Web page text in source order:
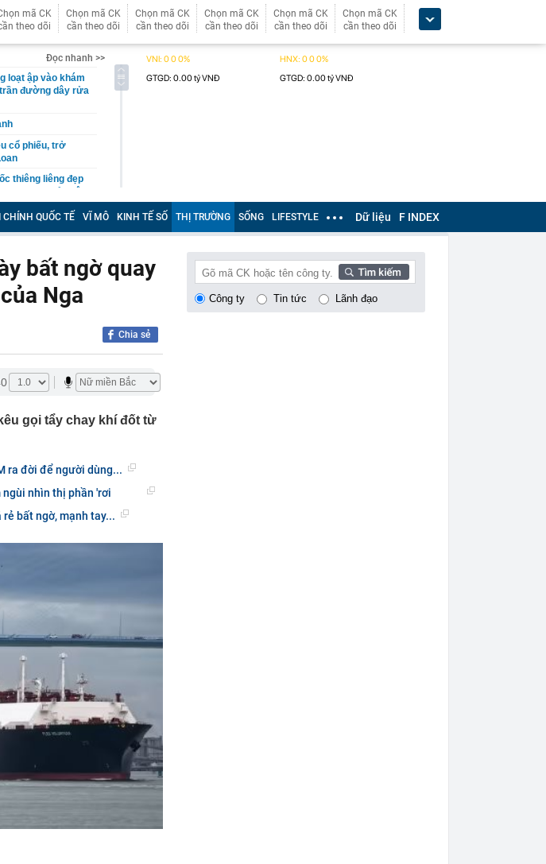
mã CK
theo dõi
Chọn mã CK
cần theo dõi
Chọn mã CK
cần theo dõi
Chọn mã CK
cần theo dõi
Chọn mã CK
cần theo dõi
Chọn mã CK
cần theo dõi
Đọc nhanh >>
loạt ập vào khám
đường dây rửa
cổ phiếu, trở
thiêng liêng đẹp
viện, 2.900
tốt nhất Việt Nam
8
trong nửa đầu
mốc 1.885 điểm
vốn hóa
đồng tiền vàng và
người trong
đỉnh mới
ngân hàng
tốc trước khi ngủ
CHÍNH QUỐC TẾ VĨ MÔ KINH TẾ SỐ THỊ TRƯỜNG SỐNG LIFESTYLE Dữ liệu F INDEX
bất ngờ quay
Nga
Chia sẻ
gọi tẩy chay khí đốt từ
ra đời để người dùng...
ngùi nhìn thị phần 'rơi
bất ngờ, mạnh tay...
Công ty Tin tức Lãnh đạo